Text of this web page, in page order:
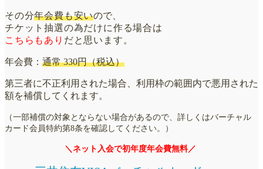
その分年会費も安いので
チケット抽選の為だけに作る場合は
こちらもあり だと思います。
年会費： 通常 330円（税込）
第三者に不正利用された場合、利用枠の範囲内で悪用された
額を補償してくれます。
（一部補償の対象とならない場合があるので、詳しくはバーチャル
カード会員特約第8条を確認してください。）
＼ネット入会で初年度年会費無料／